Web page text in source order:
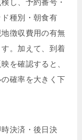
し、予約番号・
種別・朝食有
徴収費用の有無
。加えて、到着
を確認すると、
確率を大きく下
決済・後日決